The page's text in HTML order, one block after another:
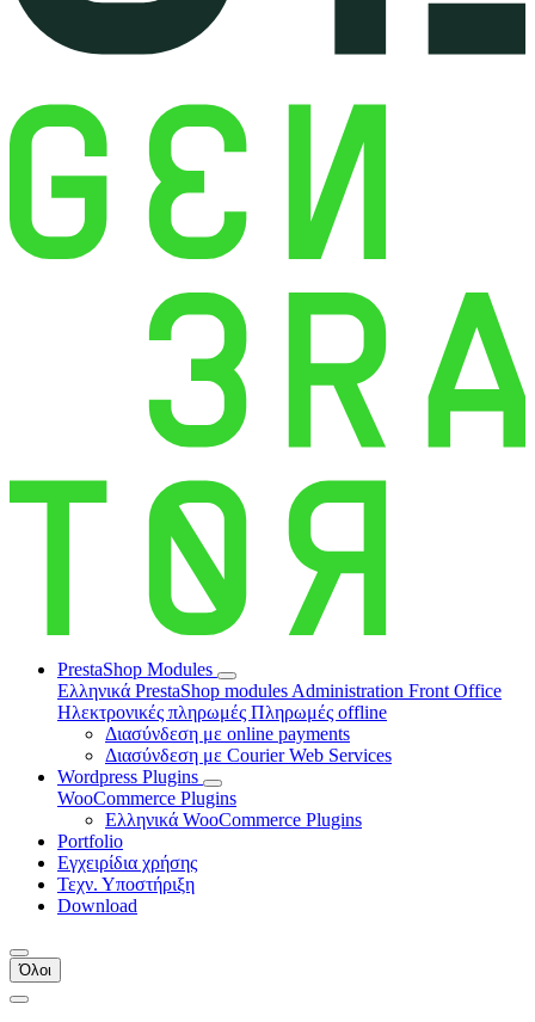
PrestaShop Modules
Ελληνικά PrestaShop modules Administration Front Office
Ηλεκτρονικές πληρωμές Πληρωμές offline
Διασύνδεση με online payments
Διασύνδεση με Courier Web Services
Wordpress Plugins
WooCommerce Plugins
Ελληνικά WooCommerce Plugins
Portfolio
Εγχειρίδια χρήσης
Τεχν. Υποστήριξη
Download
Όλοι